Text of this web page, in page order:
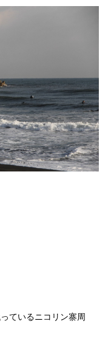
ているニコリン寨周